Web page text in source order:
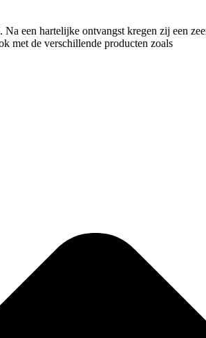
een hartelijke ontvangst kregen zij een
met de verschillende producten zoals